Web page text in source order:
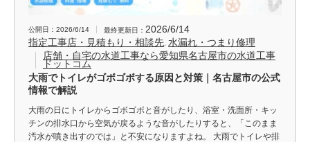
公開日：2026/6/14 最終更新日： 2026/6/14
指定工事店・見積もり・相談先 水漏れ・つまり修理
店舗・自宅の水道工事なら愛知県名古屋市の水道工事
ドットコム
大雨でトイレがゴボゴボする原因と対策｜名古屋市の公式
情報で解説
大雨の日にトイレからゴボゴボと音がしたり、浴室・洗面所・キッ
チンの排水口から空気が戻るような音がしたりすると、「このまま
汚水が噴き出すのでは」と不安になりますよね。 大雨でトイレや排